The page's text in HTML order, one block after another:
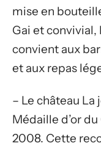
mise en
Gai et convivial,
convient aux
et aux repas
– Le château
Médaille d’or
2008. Cette